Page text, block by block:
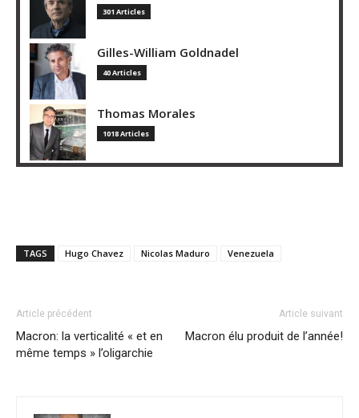
301 Articles
Gilles-William Goldnadel
40 Articles
Thomas Morales
1018 Articles
TAGS Hugo Chavez Nicolas Maduro Venezuela
Article précédent
Macron: la verticalité « et en
même temps » l’oligarchie
Article suivant
Macron élu produit de l’année!